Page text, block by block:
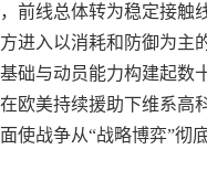
前线总体转为稳定接触
进入以消耗和防御为主
础与动员能力构建起数
欧美持续援助下维系高
使战争从“战略博弈”彻